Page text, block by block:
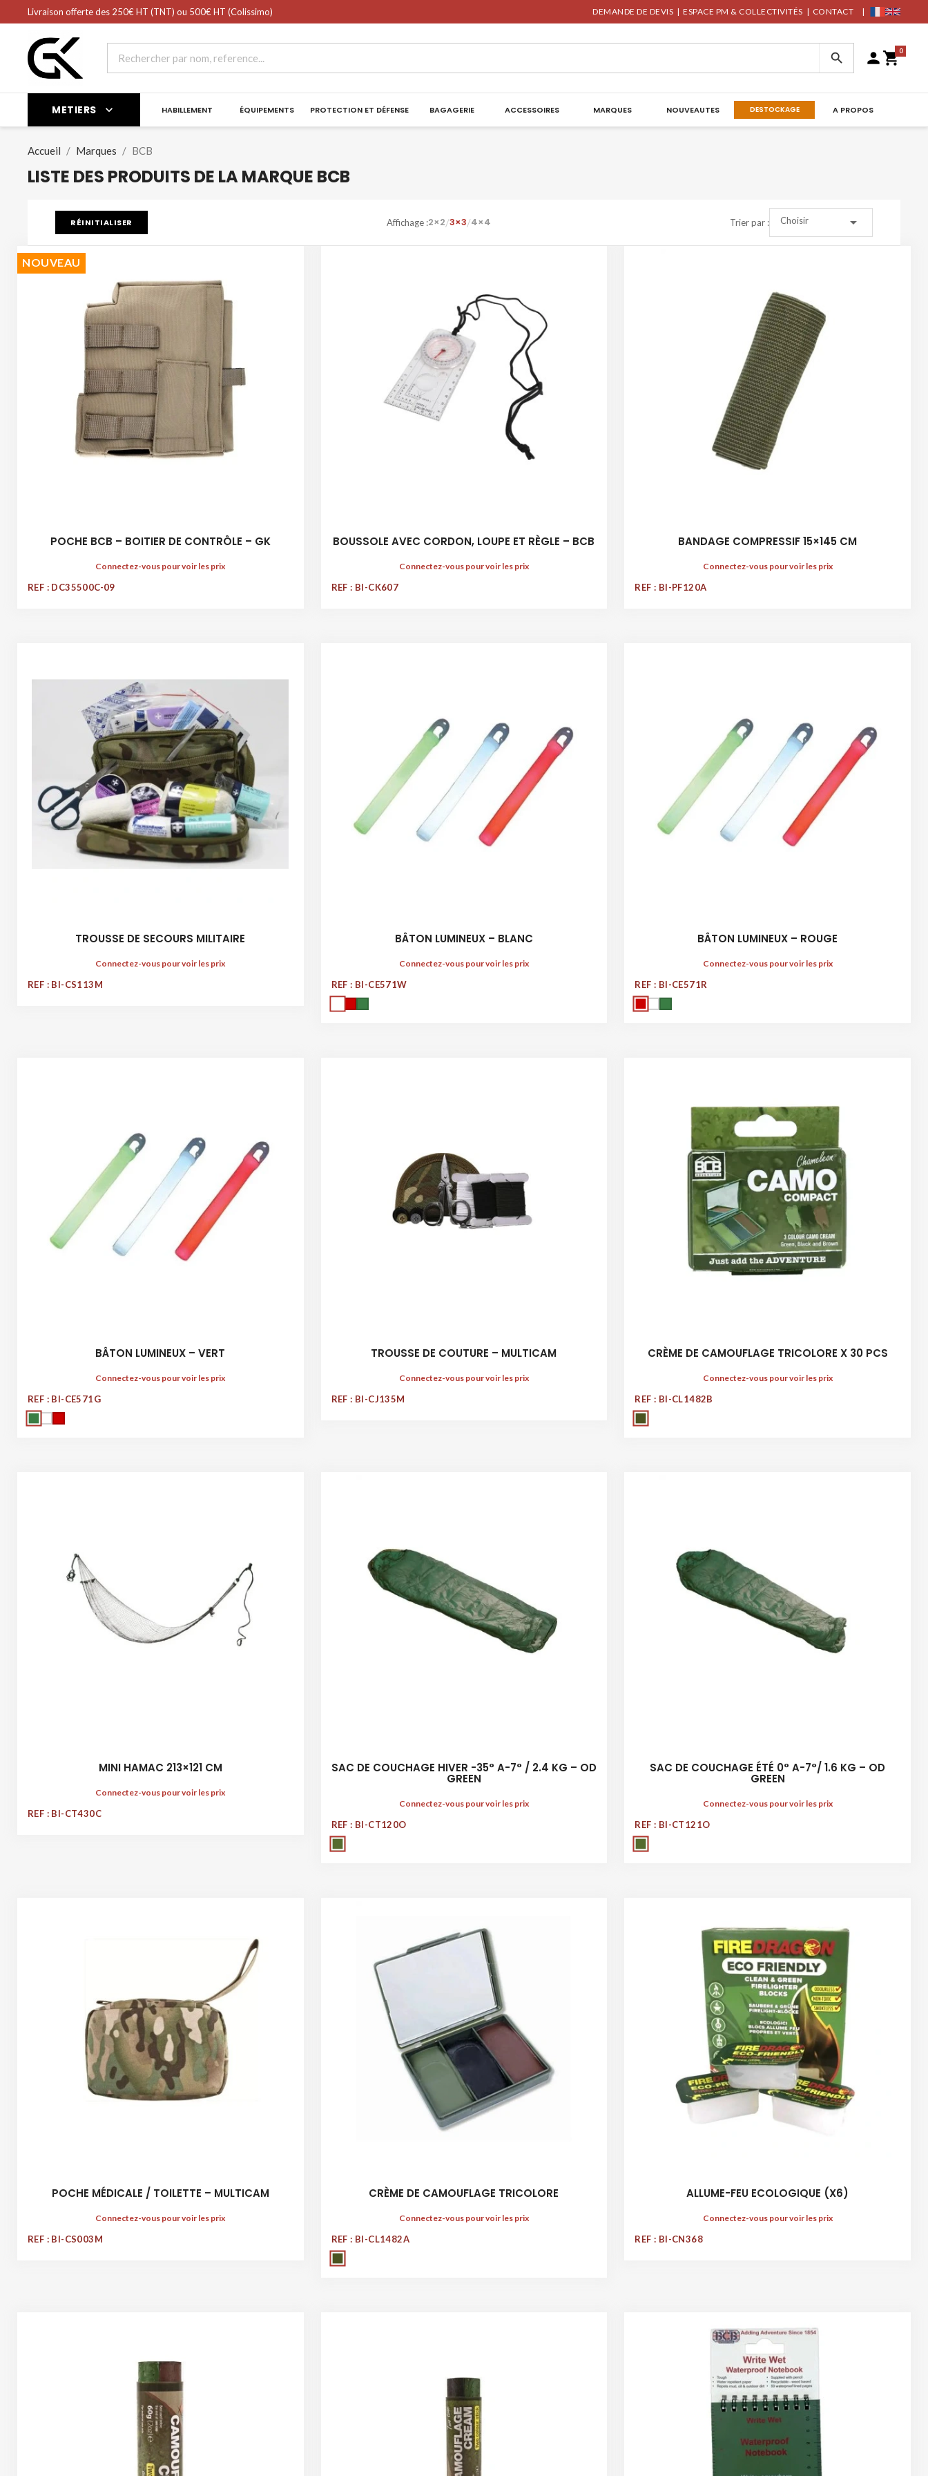
Panier
Livraison offerte des 250€ HT (TNT) ou 500€ HT (Colissimo) DEMANDE DE DEVIS | ESPACE PM & COLLECTIVITÉS | CONTACT |
 0
METIERS  HABILLEMENT ÉQUIPEMENTS PROTECTION ET DÉFENSE BAGAGERIE ACCESSOIRES MARQUES NOUVEAUTES DESTOCKAGE A PROPOS
Accueil Marques BCB
LISTE DES PRODUITS DE LA MARQUE BCB
RÉINITIALISER Affichage :2×2/3×3/4×4 Trier par : Choisir 
POCHE BCB – BOITIER DE CONTRÔLE – GK
Connectez-vous pour voir les prix
REF : DC35500C-09
NOUVEAU
BOUSSOLE AVEC CORDON, LOUPE ET RÈGLE – BCB
Connectez-vous pour voir les prix
REF : BI-CK607
BANDAGE COMPRESSIF 15×145 CM
Connectez-vous pour voir les prix
REF : BI-PF120A
TROUSSE DE SECOURS MILITAIRE
Connectez-vous pour voir les prix
REF : BI-CS113M
BÂTON LUMINEUX – BLANC
Connectez-vous pour voir les prix
REF : BI-CE571W
BÂTON LUMINEUX – ROUGE
Connectez-vous pour voir les prix
REF : BI-CE571R
BÂTON LUMINEUX – VERT
Connectez-vous pour voir les prix
REF : BI-CE571G
TROUSSE DE COUTURE – MULTICAM
Connectez-vous pour voir les prix
REF : BI-CJ135M
CRÈME DE CAMOUFLAGE TRICOLORE X 30 PCS
Connectez-vous pour voir les prix
REF : BI-CL1482B
MINI HAMAC 213×121 CM
Connectez-vous pour voir les prix
REF : BI-CT430C
SAC DE COUCHAGE HIVER -35° A-7° / 2.4 KG – OD
GREEN
Connectez-vous pour voir les prix
REF : BI-CT120O
SAC DE COUCHAGE ÉTÉ 0° A-7°/ 1.6 KG – OD
GREEN
Connectez-vous pour voir les prix
REF : BI-CT121O
POCHE MÉDICALE / TOILETTE – MULTICAM
Connectez-vous pour voir les prix
REF : BI-CS003M
CRÈME DE CAMOUFLAGE TRICOLORE
Connectez-vous pour voir les prix
REF : BI-CL1482A
ALLUME-FEU ECOLOGIQUE (X6)
Connectez-vous pour voir les prix
REF : BI-CN368